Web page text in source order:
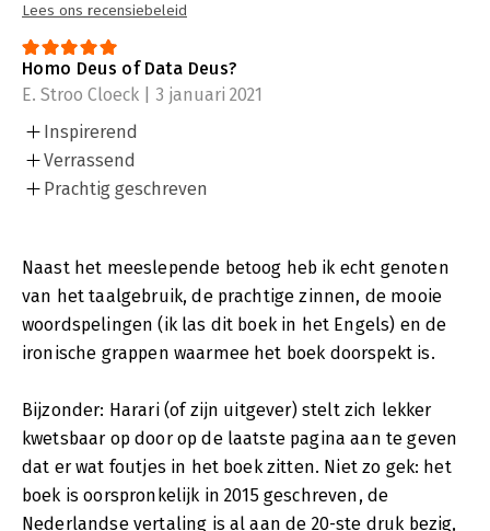
Lees ons recensiebeleid
Homo Deus of Data Deus?
E. Stroo Cloeck | 3 januari 2021
Inspirerend
Verrassend
Prachtig geschreven
Naast het meeslepende betoog heb ik echt genoten
van het taalgebruik, de prachtige zinnen, de mooie
woordspelingen (ik las dit boek in het Engels) en de
ironische grappen waarmee het boek doorspekt is.
Bijzonder: Harari (of zijn uitgever) stelt zich lekker
kwetsbaar op door op de laatste pagina aan te geven
dat er wat foutjes in het boek zitten. Niet zo gek: het
boek is oorspronkelijk in 2015 geschreven, de
Nederlandse vertaling is al aan de 20-ste druk bezig,